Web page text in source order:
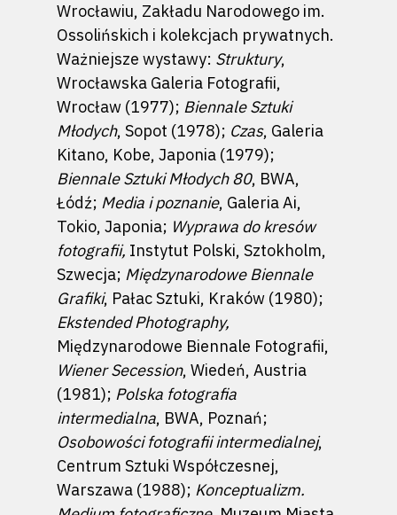
Wrocławiu, Zakładu Narodowego im.
Ossolińskich i kolekcjach prywatnych.
Ważniejsze wystawy: Struktury,
Wrocławska Galeria Fotografii,
Wrocław (1977); Biennale Sztuki
Młodych, Sopot (1978); Czas, Galeria
Kitano, Kobe, Japonia (1979);
Biennale Sztuki Młodych 80, BWA,
Łódź; Media i poznanie, Galeria Ai,
Tokio, Japonia; Wyprawa do kresów
fotografii, Instytut Polski, Sztokholm,
Szwecja; Międzynarodowe Biennale
Grafiki, Pałac Sztuki, Kraków (1980);
Ekstended Photography,
Międzynarodowe Biennale Fotografii,
Wiener Secession, Wiedeń, Austria
(1981); Polska fotografia
intermedialna, BWA, Poznań;
Osobowości fotografii intermedialnej,
Centrum Sztuki Współczesnej,
Warszawa (1988); Konceptualizm.